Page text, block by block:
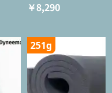
￥8,290
251g